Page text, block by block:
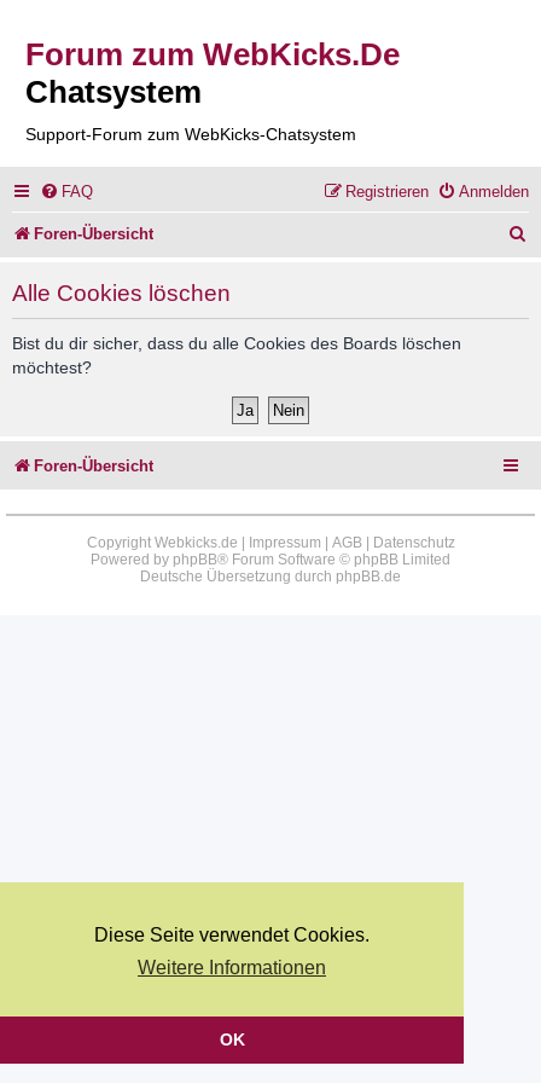
Diese Seite verwendet Cookies.
Weitere Informationen
OK
Forum zum WebKicks.De
Chatsystem
Support-Forum zum WebKicks-Chatsystem
FAQ Anmelden
Registrieren
Foren-Übersicht
Alle Cookies löschen
Bist du dir sicher, dass du alle Cookies des Boards löschen
möchtest?
Foren-Übersicht
Copyright Webkicks.de | Impressum AGB|
Datenschutz
Powered by phpBB® Forum Software © phpBB Limited
Deutsche Übersetzung durch phpBB.de